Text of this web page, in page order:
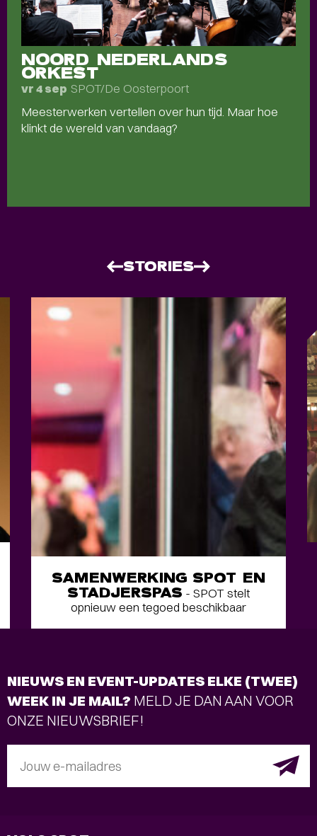
NOORD NEDERLANDS
ORKEST
vr 4 sep SPOT/De Oosterpoort
Meesterwerken vertellen over hun tijd. Maar hoe
klinkt de wereld van vandaag?
STORIES
SAMENWERKING SPOT EN
STADJERSPAS - SPOT stelt
opnieuw een tegoed beschikbaar
NIEUWS EN EVENT-UPDATES ELKE (TWEE)
WEEK IN JE MAIL? MELD JE DAN AAN VOOR
ONZE NIEUWSBRIEF!
Jouw e-mailadres